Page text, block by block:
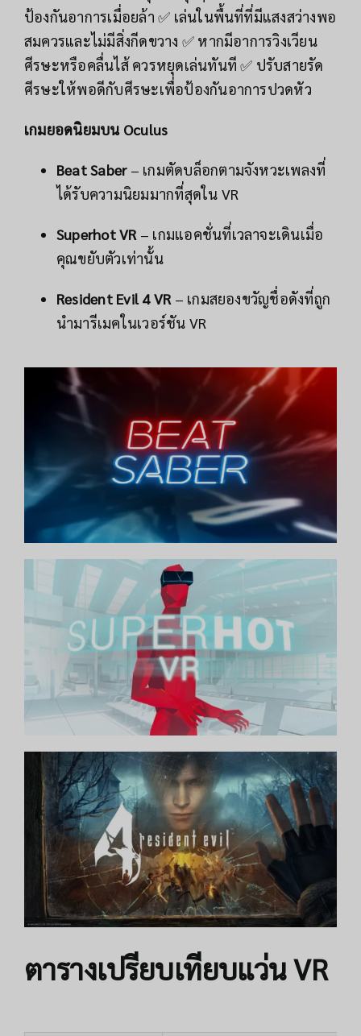
ป้องกันอาการเมื่อยล้า ✅ เล่นในพื้นที่ที่มีแสงสว่างพอ
สมควรและไม่มีสิ่งกีดขวาง ✅ หากมีอาการวิงเวียน
ศีรษะหรือคลื่นไส้ ควรหยุดเล่นทันที ✅ ปรับสายรัด
ศีรษะให้พอดีกับศีรษะเพื่อป้องกันอาการปวดหัว
เกมยอดนิยมบน Oculus
Beat Saber– เกมตัดบล็อกตามจังหวะเพลงที่
ได้รับความนิยมมากที่สุดใน VR
Superhot VR – เกมแอคชั่นที่เวลาจะเดินเมื่อ
คุณขยับตัวเท่านั้น
Resident Evil 4 VR – เกมสยองขวัญชื่อดังที่ถูก
นำมารีเมคในเวอร์ชัน VR
ตารางเปรียบเทียบแว่น VR